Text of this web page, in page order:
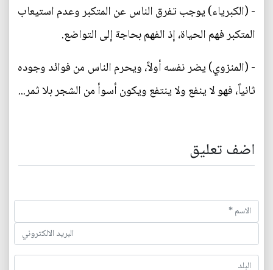
- (الكبرياء) يوجب تفرق الناس عن المتكبر وعدم استيعاب
المتكبر فهم الحياة، إذ الفهم بحاجة إلى التواضع.
- (المنزوي) يضر نفسه أولاً، ويحرم الناس من فوائد وجوده
ثانياً، فهو لا ينفع ولا ينتفع ويكون أسوأ من الشجر بلا ثمر...
اضف تعليق